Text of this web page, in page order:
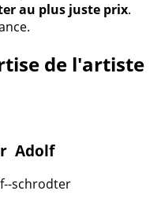
au plus juste prix.
de l'artiste
Adolf